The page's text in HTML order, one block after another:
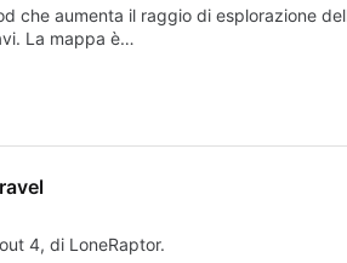
che aumenta il raggio di esplorazione
La mappa è…
4, di LoneRaptor.